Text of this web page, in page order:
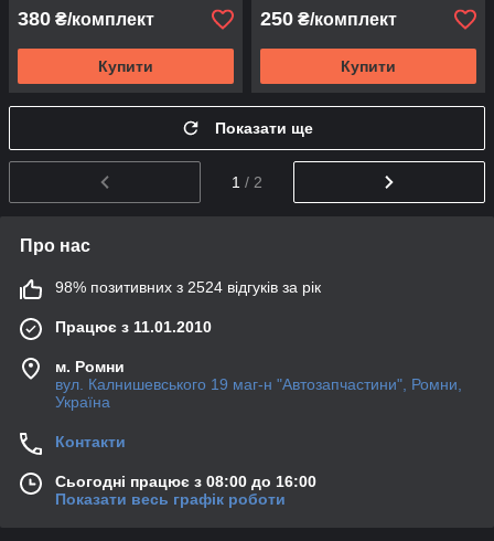
380 ₴/комплект
Купити
250 ₴/комплект
Купити
Показати ще
1 / 2
Про нас
98% позитивних з 2524 відгуків за рік
Працює з 11.01.2010
м. Ромни
вул. Калнишевського 19 маг-н "Автозапчастини", Ромни,
Україна
Контакти
Сьогодні працює з 08:00 до 16:00
Показати весь графік роботи